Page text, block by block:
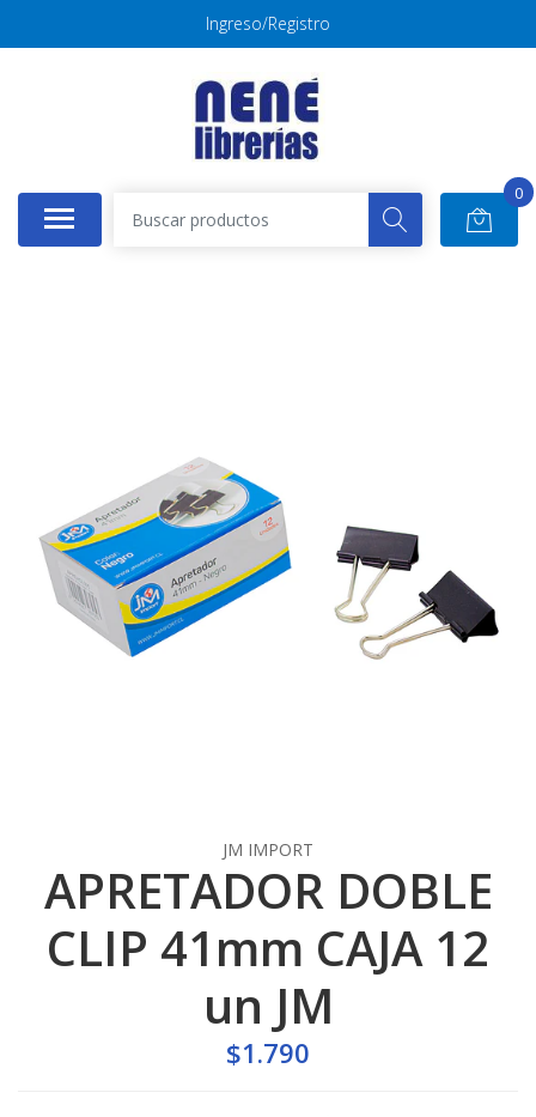
Ingreso/Registro
0
JM IMPORT
APRETADOR DOBLE
CLIP 41mm CAJA 12
un JM
$1.790